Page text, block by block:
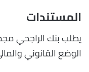
المستندات
يطلب بنك الراجحي
الوضع القانوني